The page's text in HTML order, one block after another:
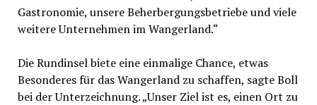
Gastronomie, unsere Beherbergungsbetriebe und viele
weitere Unternehmen im Wangerland.“
Die Rundinsel biete eine einmalige Chance, etwas
Besonderes für das Wangerland zu schaffen, sagte Boll
bei der Unterzeichnung. „Unser Ziel ist es, einen Ort zu